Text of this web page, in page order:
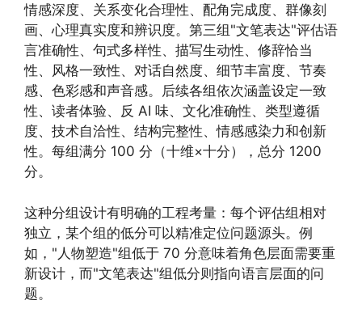
情感深度、关系变化合理性、配角完成度、群像刻
画、心理真实度和辨识度。第三组"文笔表达"评估语
言准确性、句式多样性、描写生动性、修辞恰当
性、风格一致性、对话自然度、细节丰富度、节奏
感、色彩感和声音感。后续各组依次涵盖设定一致
性、读者体验、反 AI 味、文化准确性、类型遵循
度、技术自洽性、结构完整性、情感感染力和创新
性。每组满分 100 分（十维×十分），总分 1200
分。
这种分组设计有明确的工程考量：每个评估组相对
独立，某个组的低分可以精准定位问题源头。例
如，"人物塑造"组低于 70 分意味着角色层面需要重
新设计，而"文笔表达"组低分则指向语言层面的问
题。